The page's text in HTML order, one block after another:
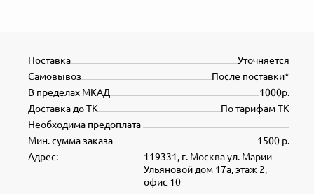
Уточняется
Поставка
После поставки*
Самовывоз
1000р.
В пределах МКАД
По тарифам ТК
Доставка до ТК
Необходима предоплата
1500 р.
Мин. сумма заказа
119331, г. Москва ул. Марии
Ульяновой дом 17а, этаж 2,
офис 10
Адрес: